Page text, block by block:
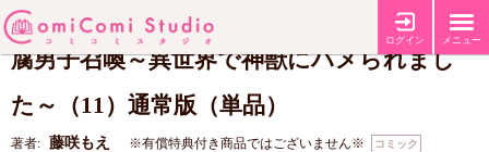
ログイン メニュー
特典 【コミコミ特典ペーパー】 【店舗共通特典ペーパー】
腐男子召喚～異世界で神獣にハメられまし
た～（11）通常版（単品）
著者: 藤咲もえ ※有償特典付き商品ではございません※ コミック